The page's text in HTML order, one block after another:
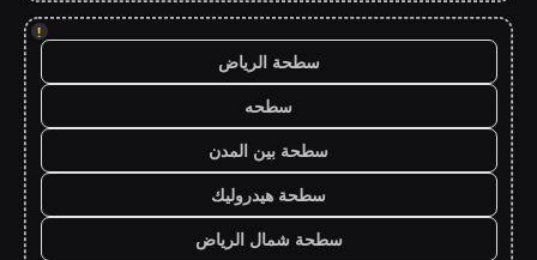
!
سطحة الرياض
سطحه
سطحة بين المدن
سطحة هيدروليك
سطحة شمال الرياض